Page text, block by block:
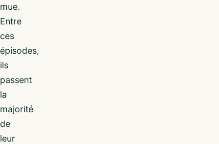
mue.
Entre
ces
épisodes,
ils
passent
la
majorité
de
leur